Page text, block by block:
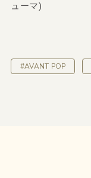
ューマ)
#AVANT POP